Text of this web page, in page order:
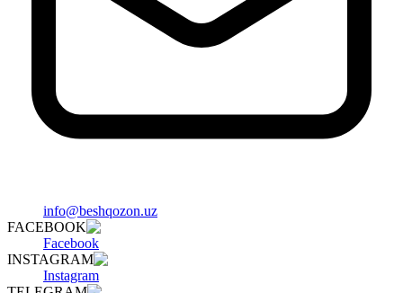
info@beshqozon.uz
FACEBOOK
Facebook
INSTAGRAM
Instagram